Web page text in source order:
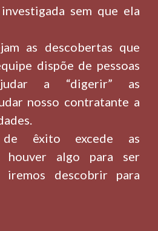
sem que ela
as descobertas que
dispõe de pessoas
a “digerir” as
nosso contratante a
êxito excede as
houver algo para ser
iremos descobrir para